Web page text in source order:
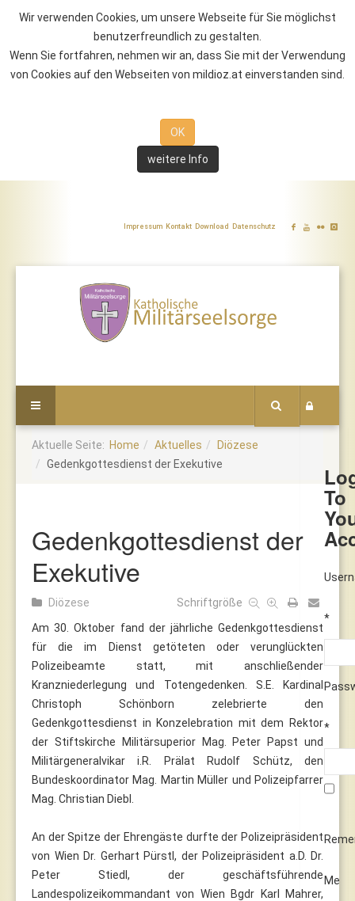
Wir verwenden Cookies, um unsere Webseite für Sie möglichst
benutzerfreundlich zu gestalten.
Wenn Sie fortfahren, nehmen wir an, dass Sie mit der Verwendung
von Cookies auf den Webseiten von mildioz.at einverstanden sind.
OK
weitere Info
Impressum Kontakt Download Datenschutz
To
*
*
Me
Aktuelle Seite: Home Aktuelles
Diözese
Gedenkgottesdienst der Exekutive
Gedenkgottesdienst der
Exekutive
Diözese
Schriftgröße
Am 30. Oktober fand der jährliche Gedenkgottesdienst
für die im Dienst getöteten oder verunglückten
Polizeibeamte statt, mit anschließender
Kranzniederlegung und Totengedenken. S.E. Kardinal
Christoph Schönborn zelebrierte den
Gedenkgottesdienst in Konzelebration mit dem Rektor
der Stiftskirche Militärsuperior Mag. Peter Papst und
Militärgeneralvikar i.R. Prälat Rudolf Schütz, den
Bundeskoordinator Mag. Martin Müller und Polizeipfarrer
Mag. Christian Diebl.
An der Spitze der Ehrengäste durfte der Polizeipräsident
von Wien Dr. Gerhart Pürstl, der Polizeipräsident a.D. Dr.
Peter Stiedl, der geschäftsführende
Landespolizeikommandant von Wien Bgdr Karl Mahrer,